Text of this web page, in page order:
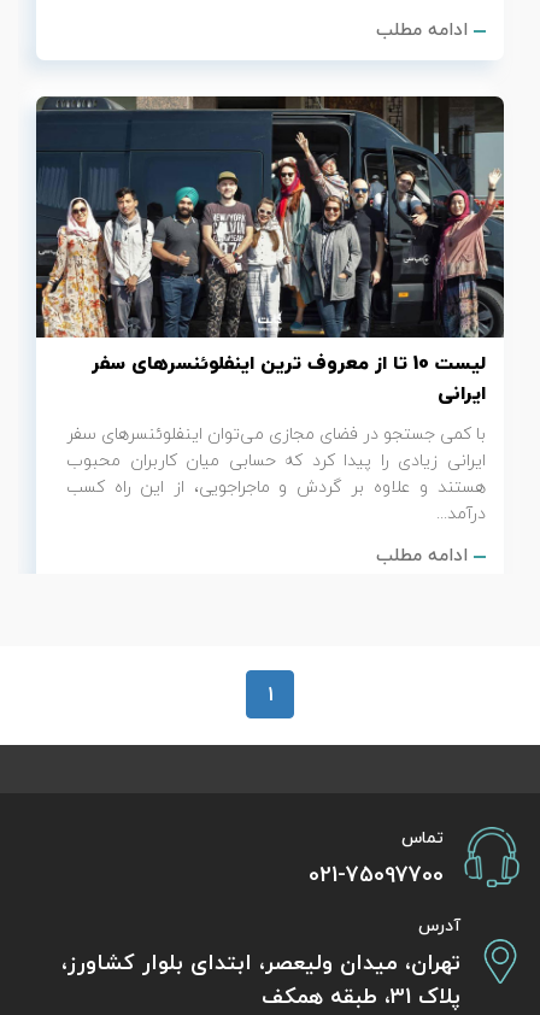
ادامه مطلب
لیست 10 تا از معروف ترین اینفلوئنسرهای سفر
ایرانی
با کمی جستجو در فضای مجازی می‌توان اینفلوئنسرهای سفر
ایرانی زیادی را پیدا کرد که حسابی میان کاربران محبوب
هستند و علاوه بر گردش و ماجراجویی، از این راه کسب
درآمد...
ادامه مطلب
1
تماس
021-75097700
آدرس
تهران، میدان ولیعصر، ابتدای بلوار کشاورز،
پلاک 31، طبقه همکف